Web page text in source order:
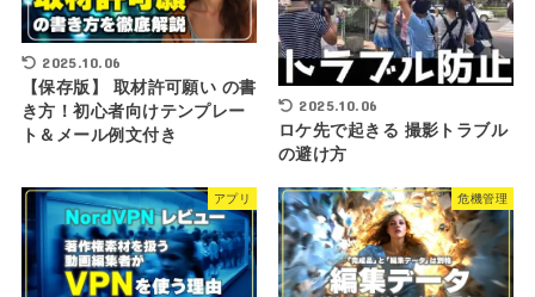
2025.10.06
【保存版】 取材許可願い の書
き方！初心者向けテンプレー
ト＆メール例文付き
2025.10.06
ロケ先で起きる 撮影トラブル
の避け方
アプリ 危機管理